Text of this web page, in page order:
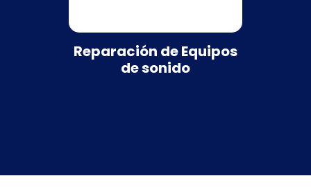
Reparación de Equipos
de sonido